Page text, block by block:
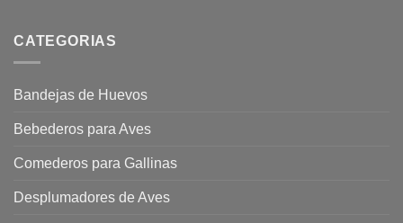
CATEGORIAS
Bandejas de Huevos
Bebederos para Aves
Comederos para Gallinas
Desplumadores de Aves